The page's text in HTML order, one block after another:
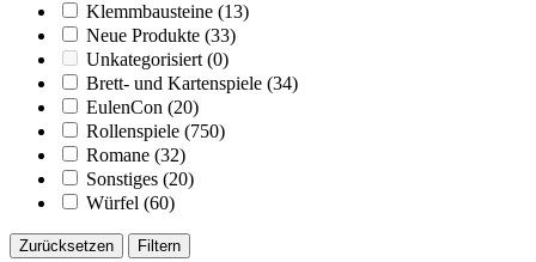
Klemmbausteine (13)
Neue Produkte (33)
Unkategorisiert (0)
Brett- und Kartenspiele (34)
EulenCon (20)
Rollenspiele (750)
Romane (32)
Sonstiges (20)
Würfel (60)
Zurücksetzen Filtern